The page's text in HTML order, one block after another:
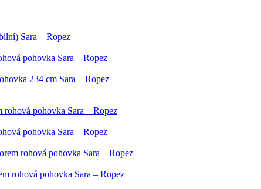
Sara – Ropez
pohovka Sara – Ropez
234 cm Sara – Ropez
rohová pohovka Sara – Ropez
pohovka Sara – Ropez
rohová pohovka Sara – Ropez
rohová pohovka Sara – Ropez